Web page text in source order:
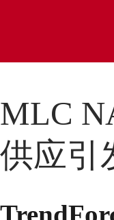
MLC
供应引